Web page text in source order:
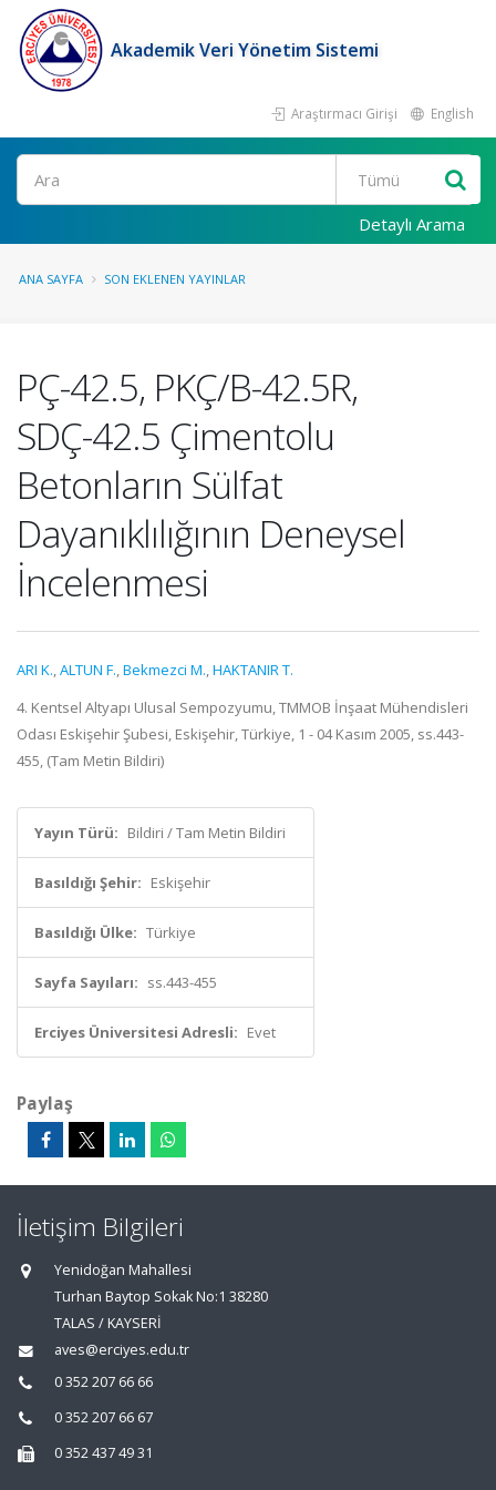
Akademik Veri Yönetim Sistemi
Araştırmacı Girişi English
Ara
Detaylı Arama
ANA SAYFA SON EKLENEN YAYINLAR
PÇ-42.5, PKÇ/B-42.5R,
SDÇ-42.5 Çimentolu
Betonların Sülfat
Dayanıklılığının Deneysel
İncelenmesi
ARI K.,ALTUN F.,Bekmezci M.,HAKTANIR T.
4. Kentsel Altyapı Ulusal Sempozyumu, TMMOB İnşaat Mühendisleri
Odası Eskişehir Şubesi, Eskişehir, Türkiye, 1 - 04 Kasım 2005, ss.443-
455, (Tam Metin Bildiri)
Yayın Türü: Bildiri / Tam Metin Bildiri
Basıldığı Şehir: Eskişehir
Basıldığı Ülke: Türkiye
Sayfa Sayıları: ss.443-455
Erciyes Üniversitesi Adresli: Evet
Paylaş
İletişim Bilgileri
Yenidoğan Mahallesi
Turhan Baytop Sokak No:1 38280
TALAS / KAYSERİ
aves@erciyes.edu.tr
0 352 207 66 66
0 352 207 66 67
0 352 437 49 31